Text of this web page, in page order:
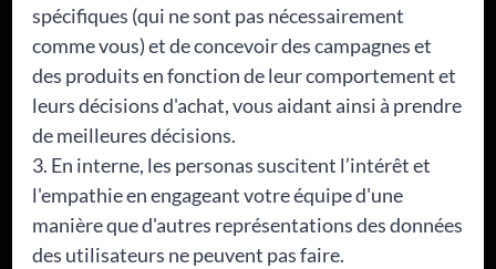
spécifiques (qui ne sont pas nécessairement
comme vous) et de concevoir des campagnes et
des produits en fonction de leur comportement et
leurs décisions d'achat, vous aidant ainsi à prendre
de meilleures décisions.
En interne, les personas suscitent l’intérêt et
l'empathie en engageant votre équipe d'une
manière que d'autres représentations des données
des utilisateurs ne peuvent pas faire.